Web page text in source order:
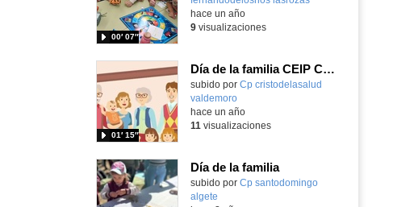
00′ 07″
hace un año
9visualizaciones
Día de la familia CEIP Cristo de la Salud
Contenido educativo.
subido por Cp cristodelasalud
valdemoro
01′ 15″
-
hace un año
11 visualizaciones
Día de la familia
subido por Cp santodomingo
algete